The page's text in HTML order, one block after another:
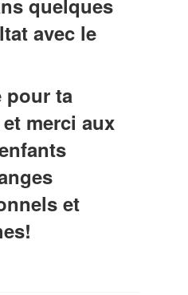
quelques
avec le
pour ta
merci aux
et